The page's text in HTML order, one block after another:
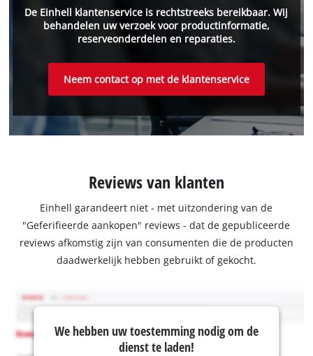
De Einhell klantenservice is rechtstreeks bereikbaar. Wij
behandelen uw verzoek voor productinformatie,
reserveonderdelen en reparaties.
Neem contact op met de klantenservice
Reviews van klanten
Einhell garandeert niet - met uitzondering van de
"Geferifieerde aankopen" reviews - dat de gepubliceerde
reviews afkomstig zijn van consumenten die de producten
daadwerkelijk hebben gebruikt of gekocht.
We hebben uw toestemming nodig om de
dienst te laden!